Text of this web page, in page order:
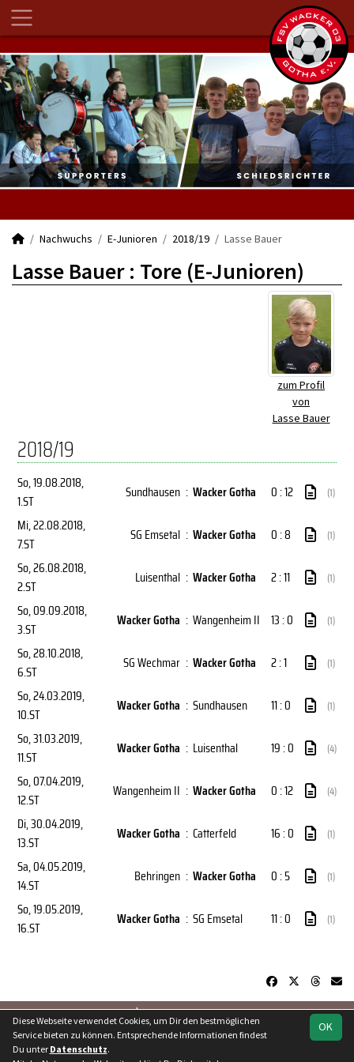
Nachwuchs E-Junioren 2018/19 Lasse Bauer
Lasse Bauer : Tore (E-Junioren)
zum Profil
von
Lasse Bauer
2018/19
So, 19.08.2018,
1.ST
Sundhausen : Wacker Gotha 0 : 12 (1)
Mi, 22.08.2018,
7.ST
SG Emsetal : Wacker Gotha 0 : 8 (1)
So, 26.08.2018,
2.ST
Luisenthal : Wacker Gotha 2 : 11 (1)
So, 09.09.2018,
3.ST
Wacker Gotha : Wangenheim II 13 : 0 (1)
So, 28.10.2018,
6.ST
SG Wechmar : Wacker Gotha 2 : 1 (1)
So, 24.03.2019,
10.ST
Wacker Gotha : Sundhausen 11 : 0 (1)
So, 31.03.2019,
11.ST
Wacker Gotha : Luisenthal 19 : 0 (4)
So, 07.04.2019,
12.ST
Wangenheim II : Wacker Gotha 0 : 12 (4)
Di, 30.04.2019,
13.ST
Wacker Gotha : Catterfeld 16 : 0 (1)
Sa, 04.05.2019,
14.ST
Behringen : Wacker Gotha 0 : 5 (1)
So, 19.05.2019,
16.ST
Wacker Gotha : SG Emsetal 11 : 0 (1)
soccero.de
Besucherstatistik
OK
Diese Webseite verwendet Cookies, um Dir den bestmöglichen
Service bieten zu können. Entsprechende Informationen findest
Du unter Datenschutz.